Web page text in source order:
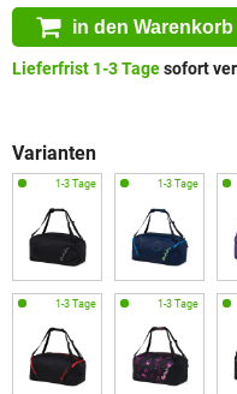
in den Warenkorb
Lieferfrist 1-3 Tagesofort
Varianten